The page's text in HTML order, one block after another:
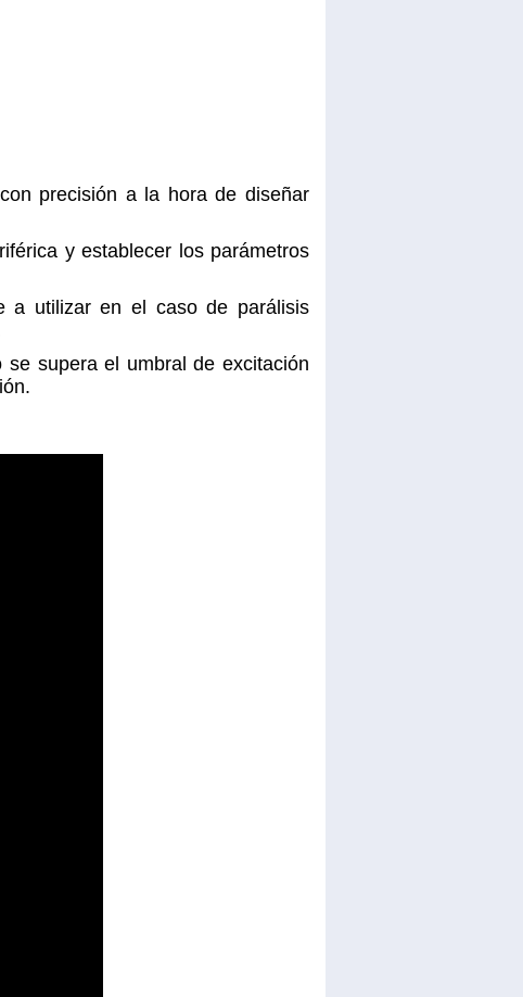
precisión a la hora de diseñar
y establecer los parámetros
a utilizar en el caso de parálisis
supera el umbral de excitación